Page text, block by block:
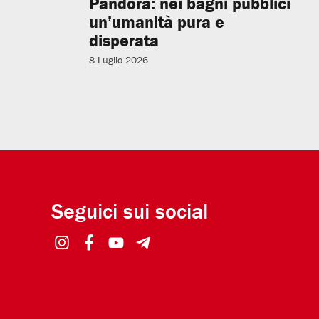
un’umanità pura e
disperata
8 Luglio 2026
Seguici sui social